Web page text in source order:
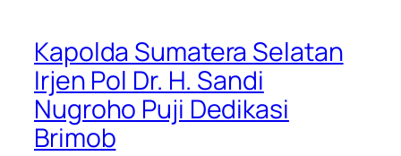
Kapolda Sumatera Selatan
Irjen Pol Dr. H. Sandi
Nugroho Puji Dedikasi
Brimob